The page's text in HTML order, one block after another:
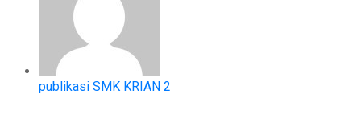
publikasi SMK KRIAN 2